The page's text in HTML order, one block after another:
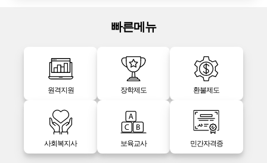
빠른메뉴
원격지원 장학제도 환불제도
사회복지사 보육교사 민간자격증